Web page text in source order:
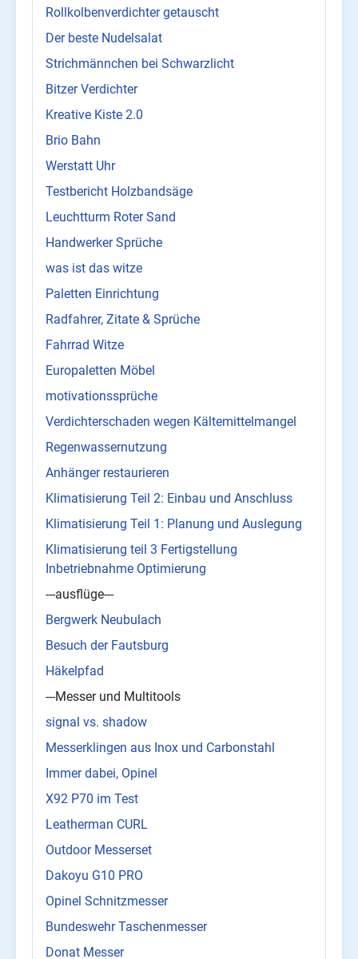
Rollkolbenverdichter getauscht
Der beste Nudelsalat
Strichmännchen bei Schwarzlicht
Bitzer Verdichter
Kreative Kiste 2.0
Brio Bahn
Werstatt Uhr
Testbericht Holzbandsäge
Leuchtturm Roter Sand
Handwerker Sprüche
was ist das witze
Paletten Einrichtung
Radfahrer, Zitate & Sprüche
Fahrrad Witze
Europaletten Möbel
motivationssprüche
Verdichterschaden wegen Kältemittelmangel
Regenwassernutzung
Anhänger restaurieren
Klimatisierung Teil 2: Einbau und Anschluss
Klimatisierung Teil 1: Planung und Auslegung
Klimatisierung teil 3 Fertigstellung
Inbetriebnahme Optimierung
---ausflüge---
Bergwerk Neubulach
Besuch der Fautsburg
Häkelpfad
---Messer und Multitools
signal vs. shadow
Messerklingen aus Inox und Carbonstahl
Immer dabei, Opinel
X92 P70 im Test
Leatherman CURL
Outdoor Messerset
Dakoyu G10 PRO
Opinel Schnitzmesser
Bundeswehr Taschenmesser
Donat Messer